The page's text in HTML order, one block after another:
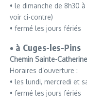
• le dimanche de 8h30 à
voir ci-contre)
• fermé les jours fériés
• à Cuges-les-Pins
Chemin Sainte-Catherine
Horaires d’ouverture :
• les lundi, mercredi et
• fermé les jours fériés